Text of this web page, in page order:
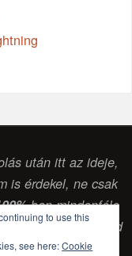
után itt az ideje,
is érdekel, ne csak
-ban mindenféle
független szabad
) érdeklődő
to use this
see here:Cookie